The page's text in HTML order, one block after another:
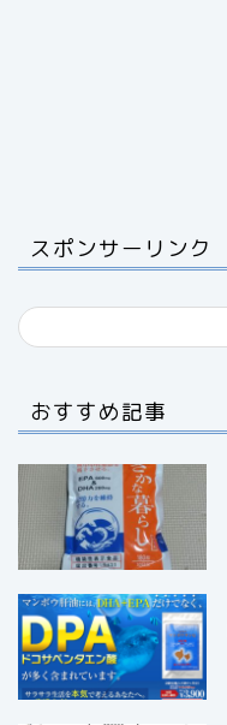
スポンサーリンク
おすすめ記事